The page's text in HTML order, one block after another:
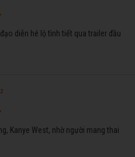
diễn hé lộ tình tiết qua trailer đầu
Kanye West, nhờ người mang thai